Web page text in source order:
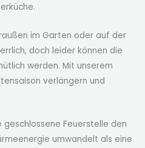
im Garten oder auf der
doch leider können die
werden. Mit unserem
verlängern und
geschlossene Feuerstelle den
umwandelt als eine